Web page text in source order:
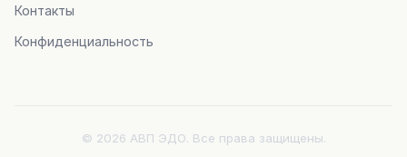
Контакты
Конфиденциальность
© 2026 АВП ЭДО. Все права защищены.